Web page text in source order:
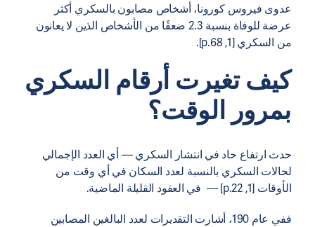
عدوى فيروس كورونا، أشخاص مصابون بالسكري أكثر
عرضة للوفاة بنسبة 2.3 ضعفًا من الأشخاص الذين لا يعانون
من السكري [1, p.68].
كيف تغيرت أرقام السكري
بمرور الوقت؟
حدث ارتفاع حاد في انتشار السكري — أي العدد الإجمالي
لحالات السكري بالنسبة لعدد السكان في أي وقت من
الأوقات [1, p.22] — في العقود القليلة الماضية.
ففي عام 190، أشارت التقديرات لعدد البالغين المصابين